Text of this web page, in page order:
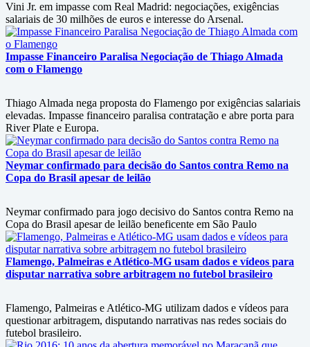
Vini Jr. em impasse com Real Madrid: negociações, exigências
salariais de 30 milhões de euros e interesse do Arsenal.
Impasse Financeiro Paralisa Negociação de Thiago Almada
com o Flamengo
Thiago Almada nega proposta do Flamengo por exigências salariais
elevadas. Impasse financeiro paralisa contratação e abre porta para
River Plate e Europa.
Neymar confirmado para decisão do Santos contra Remo na
Copa do Brasil apesar de leilão
Neymar confirmado para jogo decisivo do Santos contra Remo na
Copa do Brasil apesar de leilão beneficente em São Paulo
Flamengo, Palmeiras e Atlético-MG usam dados e vídeos para
disputar narrativa sobre arbitragem no futebol brasileiro
Flamengo, Palmeiras e Atlético-MG utilizam dados e vídeos para
questionar arbitragem, disputando narrativas nas redes sociais do
futebol brasileiro.